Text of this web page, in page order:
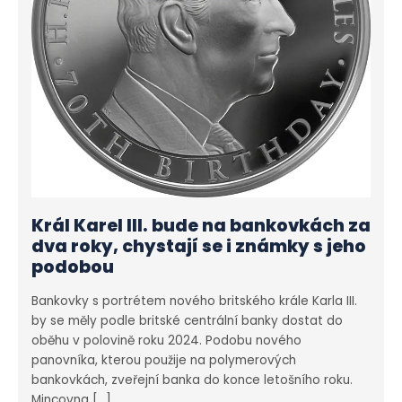
Král Karel III. bude na bankovkách za
dva roky, chystají se i známky s jeho
podobou
Bankovky s portrétem nového britského krále Karla III.
by se měly podle britské centrální banky dostat do
oběhu v polovině roku 2024. Podobu nového
panovníka, kterou použije na polymerových
bankovkách, zveřejní banka do konce letošního roku.